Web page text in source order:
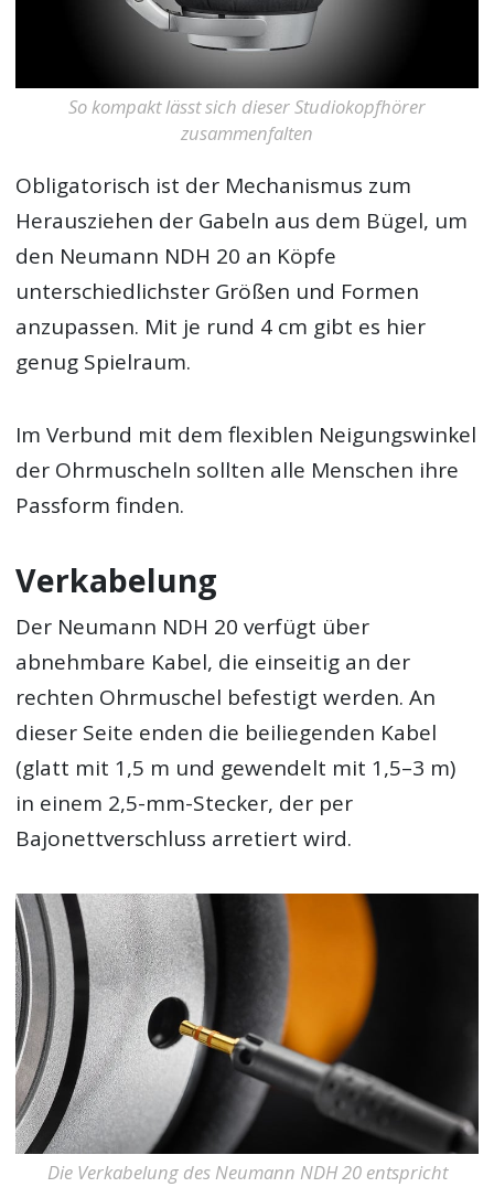
So kompakt lässt sich dieser Studiokopfhörer
zusammenfalten
Obligatorisch ist der Mechanismus zum
Herausziehen der Gabeln aus dem Bügel, um
den Neumann NDH 20 an Köpfe
unterschiedlichster Größen und Formen
anzupassen. Mit je rund 4 cm gibt es hier
genug Spielraum.
Im Verbund mit dem flexiblen Neigungswinkel
der Ohrmuscheln sollten alle Menschen ihre
Passform finden.
Verkabelung
Der Neumann NDH 20 verfügt über
abnehmbare Kabel, die einseitig an der
rechten Ohrmuschel befestigt werden. An
dieser Seite enden die beiliegenden Kabel
(glatt mit 1,5 m und gewendelt mit 1,5–3 m)
in einem 2,5-mm-Stecker, der per
Bajonettverschluss arretiert wird.
Die Verkabelung des Neumann NDH 20 entspricht